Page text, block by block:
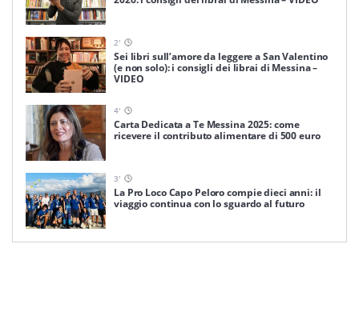
2'
Sei libri sull’amore da leggere a San Valentino
(e non solo): i consigli dei librai di Messina –
VIDEO
4'
Carta Dedicata a Te Messina 2025: come
ricevere il contributo alimentare di 500 euro
3'
La Pro Loco Capo Peloro compie dieci anni: il
viaggio continua con lo sguardo al futuro